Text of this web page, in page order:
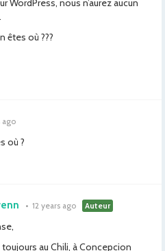
WordPress, nous n’aurez aucun
êtes où ???
ago
où ?
• 12 years ago Auteur
au Chili, à Concepcion